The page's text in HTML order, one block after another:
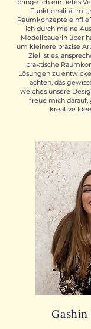
bringe ich ein tiefes
Funktionalität mit,
Raumkonzepte
ich durch meine
Modellbauerin über
um kleinere präzise
Ziel ist es,
praktische
Lösungen zu
achten, das
welches unsere
freue mich
kreative